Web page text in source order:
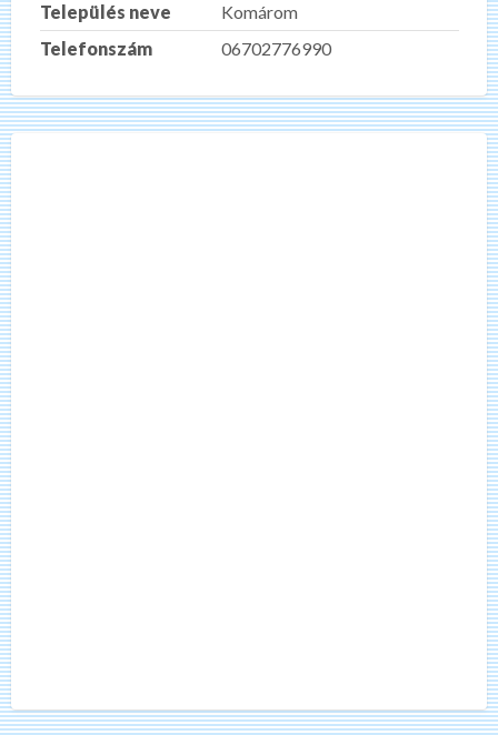
Település neve
Komárom
Telefonszám
06702776990